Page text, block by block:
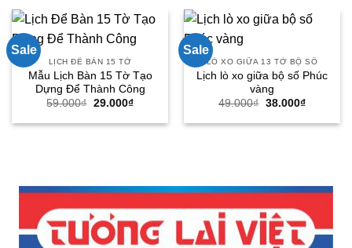
Sale
LỊCH ĐỂ BÀN 15 TỜ
Mẫu Lịch Bàn 15 Tờ Tạo
Dựng Để Thành Công
59.000₫ Giá
là:
29.000₫Giá
tại
Sale
LÒ XO GIỮA 13 TỜ BỘ SỐ
Lịch lò xo giữa bộ số Phúc
vàng
49.000₫ Giá
là:
38.000₫Giá
tại